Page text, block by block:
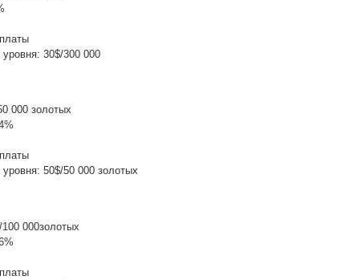
30$/300 000
000 золотых
50$/50 000 золотых
000золотых